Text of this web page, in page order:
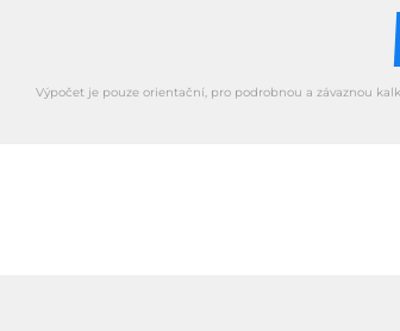
Výpočet je pouze orientační, pro podrobnou a závaznou